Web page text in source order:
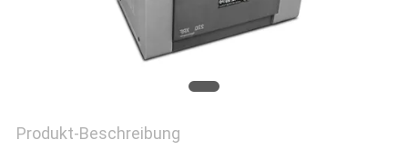
Produkt-Beschreibung